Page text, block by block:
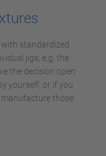
Consent
standardized
jigs, e.g. the
the decision open
yourself, or if you
manufacture those